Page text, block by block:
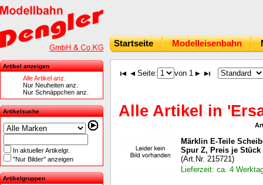
Startseite Modelleisenbahn
Artikel anzeigen
Alle Artikel anz.
Nur Neuheiten anz.
Nur Schnäppchen anz.
Artikelsuche
In aktueller Artikelgr.
"Nur Bilder" anzeigen
Artikelgruppen
Seite: von 1
Alle Artikel in
Märklin E-Teile
Spur Z, Preis je Stück
(Art.Nr. 215721)
Lieferzeit: ca. 4